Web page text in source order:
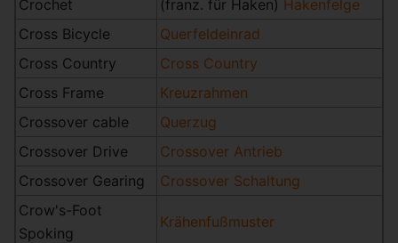
Crochet
(franz. für Haken) Hakenfelge
Cross Bicycle
Querfeldeinrad
Cross Country
Cross Country
Cross Frame
Kreuzrahmen
Crossover cable
Querzug
Crossover Drive
Crossover Antrieb
Crossover Gearing
Crossover Schaltung
Crow's-Foot
Spoking
Krähenfußmuster